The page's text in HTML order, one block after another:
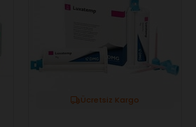
Ücretsiz Kargo